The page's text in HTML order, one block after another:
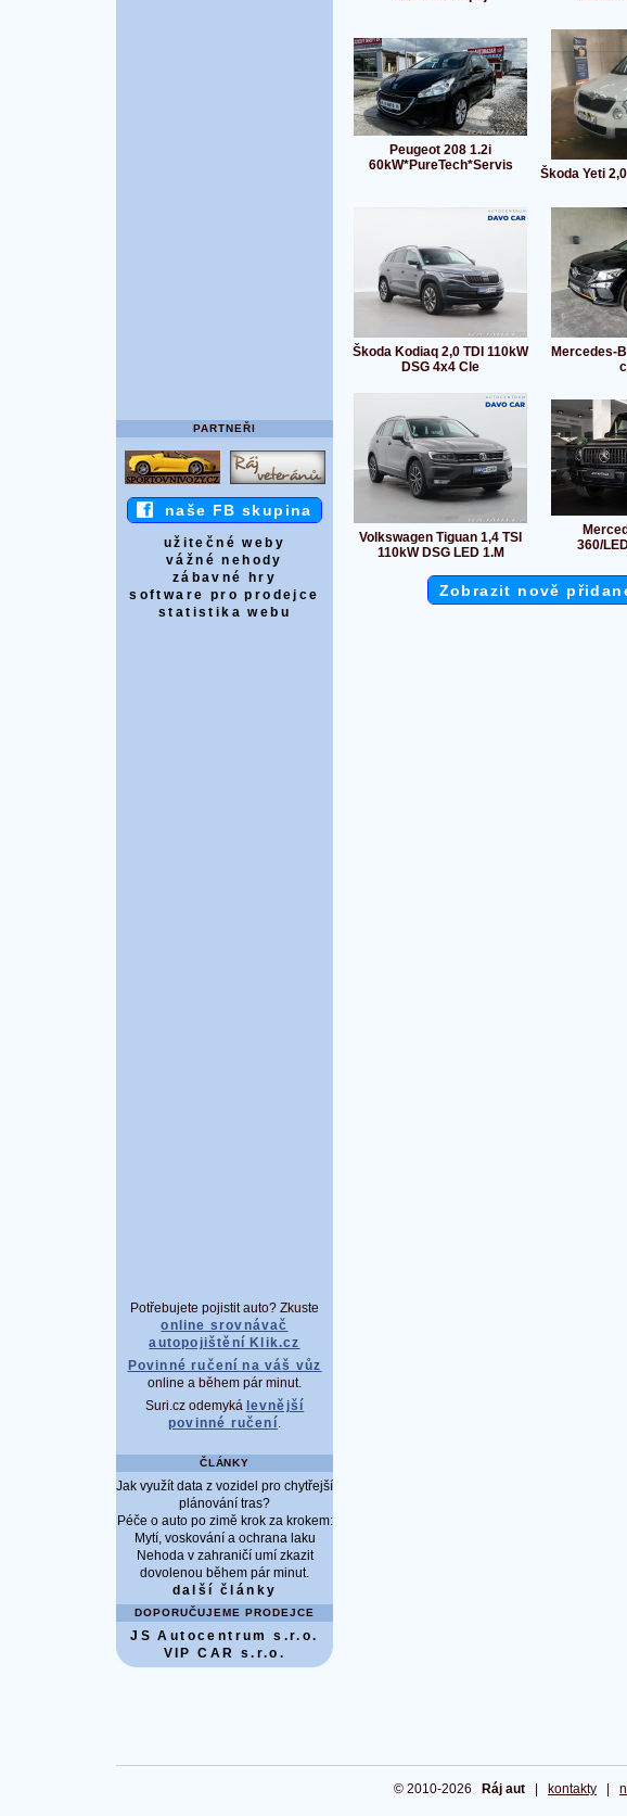
PARTNEŘI
naše FB skupina
užitečné weby
vážné nehody
zábavné hry
software pro prodejce
statistika webu
Potřebujete pojistit auto? Zkuste
online srovnávač
autopojištění Klik.cz
Povinné ručení na váš vůz
online a během pár minut.
Suri.cz odemyká levnější
povinné ručení.
ČLÁNKY
Jak využít data z vozidel pro chytřejší
plánování tras?
Péče o auto po zimě krok za krokem:
Mytí, voskování a ochrana laku
Nehoda v zahraničí umí zkazit
dovolenou během pár minut.
další články
DOPORUČUJEME PRODEJCE
JS Autocentrum s.r.o.
VIP CAR s.r.o.
Peugeot 208 1.2i
60kW*PureTech*Servis
Škoda Yeti
Škoda Kodiaq 2,0 TDI 110kW
DSG 4x4 Cle
Mercedes-
Volkswagen Tiguan 1,4 TSI
110kW DSG LED 1.M
360/
Zobrazit nově
© 2010-2026 Ráj aut kontakty